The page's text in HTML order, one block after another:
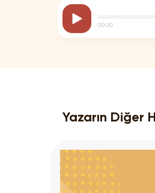
00:00
Yazarın Diğer